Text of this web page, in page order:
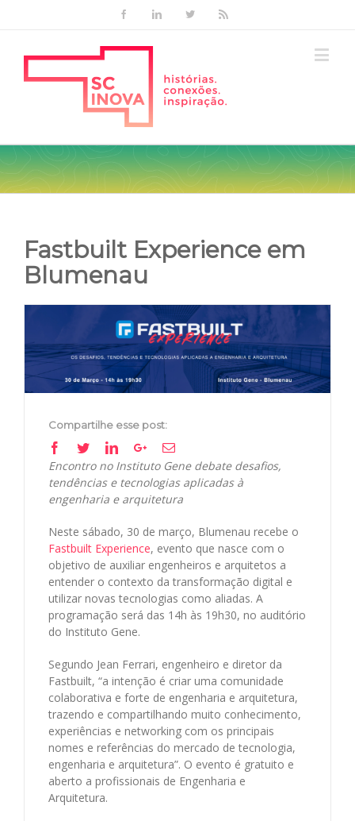
FacebookLinkedinTwitter
Fastbuilt Experience em
Blumenau
Image
Compartilhe esse post:
Facebook
TwitterLinkedinGoogle+Email
Encontro no Instituto Gene debate desafios,
tendências e tecnologias aplicadas à
engenharia e arquitetura
Neste sábado, 30 de março, Blumenau recebe o
Fastbuilt Experience, evento que nasce com o
objetivo de auxiliar engenheiros e arquitetos a
entender o contexto da transformação digital e
utilizar novas tecnologias como aliadas. A
programação será das 14h às 19h30, no auditório
do Instituto Gene.
Segundo Jean Ferrari, engenheiro e diretor da
Fastbuilt, “a intenção é criar uma comunidade
colaborativa e forte de engenharia e arquitetura,
trazendo e compartilhando muito conhecimento,
experiências e networking com os principais
nomes e referências do mercado de tecnologia,
engenharia e arquitetura”. O evento é gratuito e
aberto a profissionais de Engenharia e
Arquitetura.